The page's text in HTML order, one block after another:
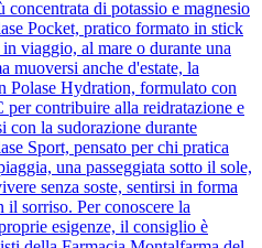
di potassio e magnesio
Pocket, pratico formato in stick
viaggio, al mare o durante una
muoversi anche d'estate, la
Polase Hydration, formulato con
contribuire alla reidratazione e
con la sudorazione durante
Sport, pensato per chi pratica
una passeggiata sotto il sole,
senza soste, sentirsi in forma
sorriso. Per conoscere la
esigenze, il consiglio è